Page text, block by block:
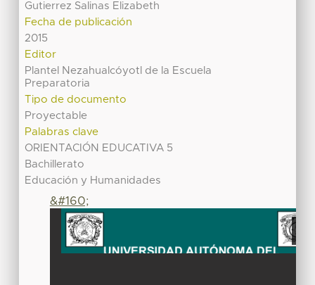
Gutierrez Salinas Elizabeth
Fecha de publicación
2015
Editor
Plantel Nezahualcóyotl de la Escuela
Preparatoria
Tipo de documento
Proyectable
Palabras clave
ORIENTACIÓN EDUCATIVA 5
Bachillerato
Educación y Humanidades
&#160;